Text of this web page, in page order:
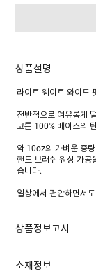
상품설명
라이트 웨이트 와이드
전반적으로 여유롭게
코튼 100% 베이스의
약 10oz의 가벼운 중
핸드 브러쉬 워싱 가공
습니다.
일상에서 편안하면서
상품정보고시
소재정보